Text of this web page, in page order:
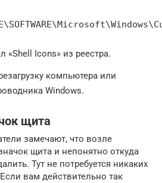
«Shell Icons» из реестра.
компьютера или
Windows.
щита
замечают, что возле
щита и непонятно откуда
Тут не потребуется никаких
вам действительно так